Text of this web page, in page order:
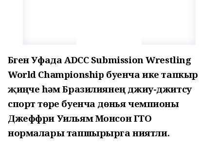
Бүген Уфада ADCC Submission Wrestling
World Championship буенча ике тапкыр
җиңүче һәм Бразилиянең джиу-джитсу
спорт төре буенча дөнья чемпионы
Джеффри Уильям Монсон ГТО
нормалары тапшырырга ниятли.